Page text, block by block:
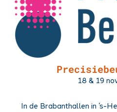
18 & 19
In de Brabanthallen in ’s-